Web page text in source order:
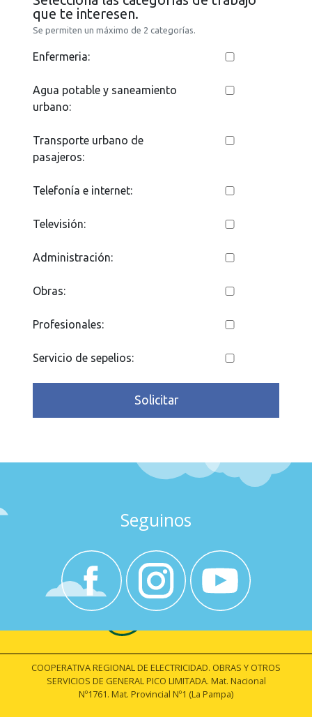
que te interesen.
Se permiten un máximo de 2 categorías.
Enfermeria:
Agua potable y saneamiento
urbano:
Transporte urbano de
pasajeros:
Telefonía e internet:
Televisión:
Administración:
Obras:
Profesionales:
Servicio de sepelios:
Solicitar
Seguinos
COOPERATIVA REGIONAL DE ELECTRICIDAD. OBRAS Y OTROS
SERVICIOS DE GENERAL PICO LIMITADA. Mat. Nacional
Nº1761. Mat. Provincial Nº1 (La Pampa)